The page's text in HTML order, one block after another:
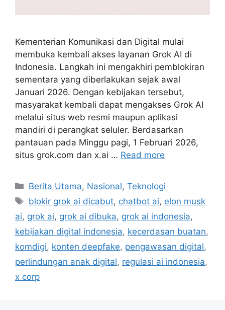
Kementerian Komunikasi dan Digital mulai
membuka kembali akses layanan Grok AI di
Indonesia. Langkah ini mengakhiri pemblokiran
sementara yang diberlakukan sejak awal
Januari 2026. Dengan kebijakan tersebut,
masyarakat kembali dapat mengakses Grok AI
melalui situs web resmi maupun aplikasi
mandiri di perangkat seluler. Berdasarkan
pantauan pada Minggu pagi, 1 Februari 2026,
situs grok.com dan x.ai … Read more
C
a
e
g
o
r
i
Berita Utama, Nasional,Teknologi
T
a
g
s
blokir grok ai dicabut, chatbot ai, elon musk
ai, grok ai, grok ai dibuka, grok ai indonesia,
kebijakan digital indonesia, kecerdasan buatan,
komdigi, konten deepfake, pengawasan digital,
perlindungan anak digital, regulasi ai indonesia,
x corp